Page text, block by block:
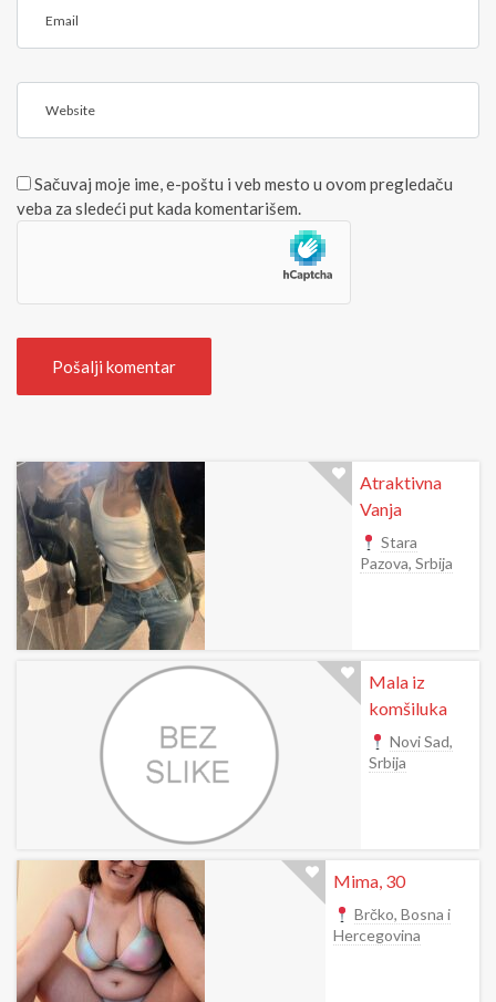
b
>
a
b
i
t
Sačuvaj moje ime, e-poštu i veb mesto u ovom pregledaču
veba za sledeći put kada komentarišem.
Atraktivna
Vanja
Stara
Pazova, Srbija
Mala iz
komšiluka
Novi Sad,
Srbija
Mima, 30
Brčko, Bosna i
Hercegovina